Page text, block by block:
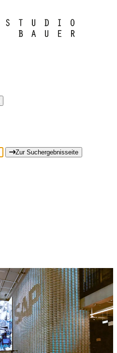
Zur Suchergebnisseite